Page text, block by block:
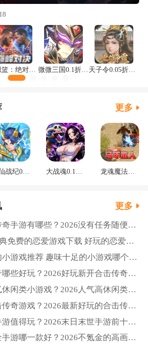
美职篮：绝对巨星0.1折NBA卡牌版
更多
戮仙战纪0.05折新篇章 大战魂0.1每天送2000 龙魂魔法马年散人专属
更多
哪些？2026没有任务随便玩的传奇游戏大全推荐
的恋爱游戏下载 好玩的恋爱游戏推荐TOP20
戏推荐 趣味十足的小游戏哪个好玩盘点
好玩？2026好玩新开合击传奇下载推荐
类小游戏？2026人气高休闲类小游戏推荐
奇游戏？2026最新好玩的合击传奇推荐
值得玩？2026末日末世手游前十名推荐
一款好？2026不氪金的高画质手游前十名排行榜